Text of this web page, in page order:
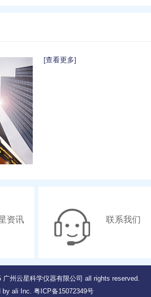
[查看更多]
资讯 联系我们
广州云星科学仪器有限公司 all rights reserved.
by ali Inc. 粤ICP备15072349号